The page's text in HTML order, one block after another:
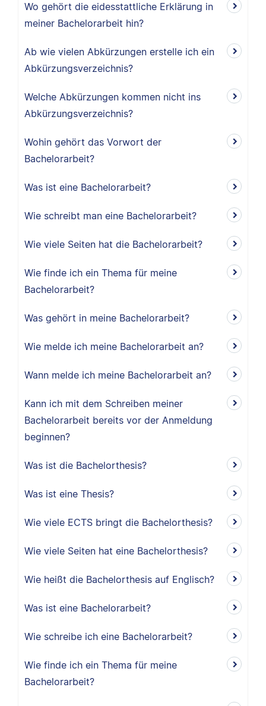
Wo gehört die eidesstattliche Erklärung in
meiner Bachelorarbeit hin?
Ab wie vielen Abkürzungen erstelle ich ein
Abkürzungsverzeichnis?
Welche Abkürzungen kommen nicht ins
Abkürzungsverzeichnis?
Wohin gehört das Vorwort der
Bachelorarbeit?
Was ist eine Bachelorarbeit?
Wie schreibt man eine Bachelorarbeit?
Wie viele Seiten hat die Bachelorarbeit?
Wie finde ich ein Thema für meine
Bachelorarbeit?
Was gehört in meine Bachelorarbeit?
Wie melde ich meine Bachelorarbeit an?
Wann melde ich meine Bachelorarbeit an?
Kann ich mit dem Schreiben meiner
Bachelorarbeit bereits vor der Anmeldung
beginnen?
Was ist die Bachelorthesis?
Was ist eine Thesis?
Wie viele ECTS bringt die Bachelorthesis?
Wie viele Seiten hat eine Bachelorthesis?
Wie heißt die Bachelorthesis auf Englisch?
Was ist eine Bachelorarbeit?
Wie schreibe ich eine Bachelorarbeit?
Wie finde ich ein Thema für meine
Bachelorarbeit?